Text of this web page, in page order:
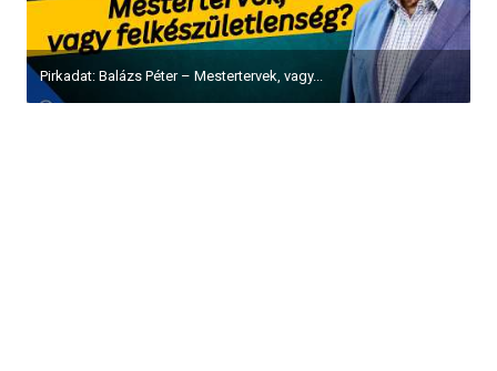
Pirkadat: Balázs Péter – Mestertervek, vagy...